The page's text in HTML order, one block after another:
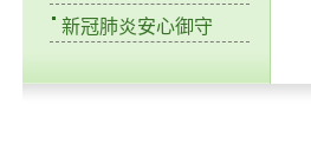
新冠肺炎安心御守